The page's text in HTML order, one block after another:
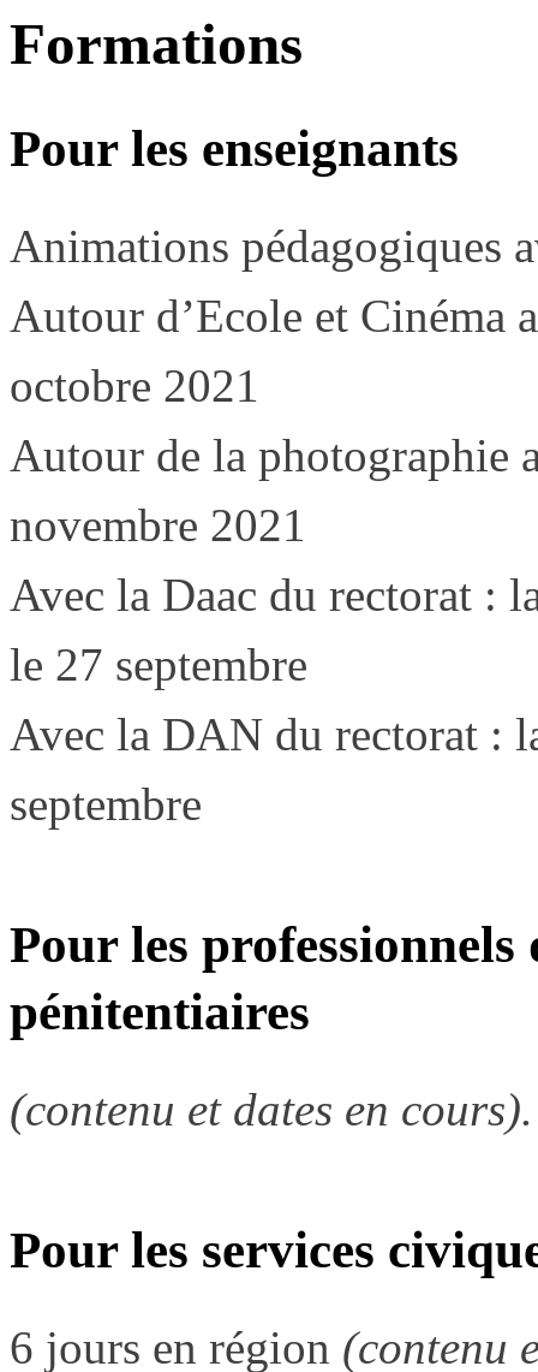
Formations
Pour les enseignants
Animations pédagogiques
Autour d’Ecole et Cinéma
octobre 2021
Autour de la photographie
novembre 2021
Avec la Daac du rectorat :
le 27 septembre
Avec la DAN du rectorat :
septembre
Pour les professionnels
pénitentiaires
(contenu et dates en cours).
Pour les services
6 jours en région (contenu